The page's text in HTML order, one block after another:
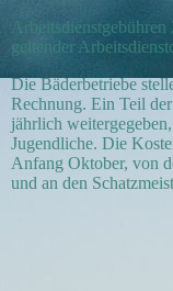
geltender
Die Bäderbetriebe
Rechnung. Ein Teil
jährlich
Jugendliche. Die
Anfang Oktober, von
und an den